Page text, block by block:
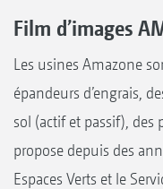
Film d’images
Les usines Amazone
épandeurs d’engrais,
sol (actif et passif), des
propose depuis des
Espaces Verts et le